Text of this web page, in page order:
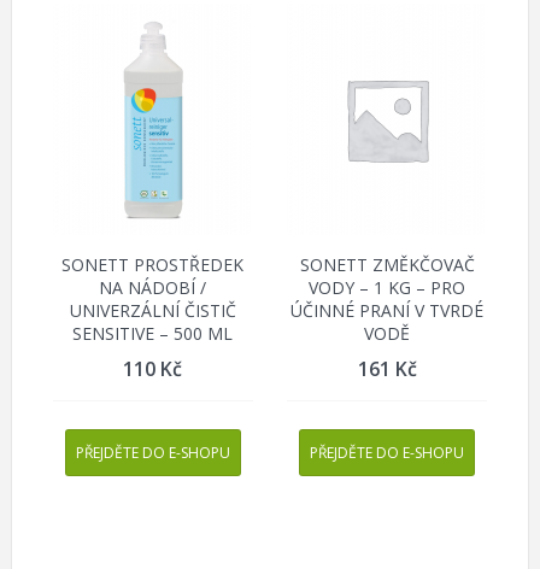
SONETT PROSTŘEDEK
NA NÁDOBÍ /
UNIVERZÁLNÍ ČISTIČ
SENSITIVE – 500 ML
110 Kč
PŘEJDĚTE DO E-SHOPU
SONETT ZMĚKČOVAČ
VODY – 1 KG – PRO
ÚČINNÉ PRANÍ V TVRDÉ
VODĚ
161 Kč
PŘEJDĚTE DO E-SHOPU